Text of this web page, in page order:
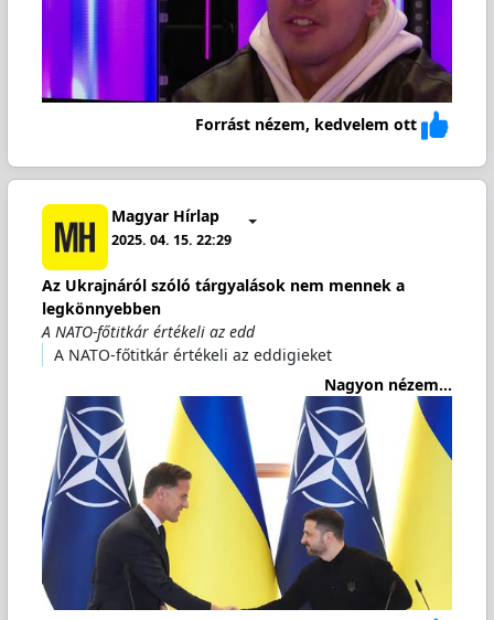
Forrást nézem, kedvelem ott
Magyar Hírlap
2025. 04. 15. 22:29
Az Ukrajnáról szóló tárgyalások nem mennek a
legkönnyebben
A NATO-főtitkár értékeli az edd
A NATO-főtitkár értékeli az eddigieket
Nagyon nézem...